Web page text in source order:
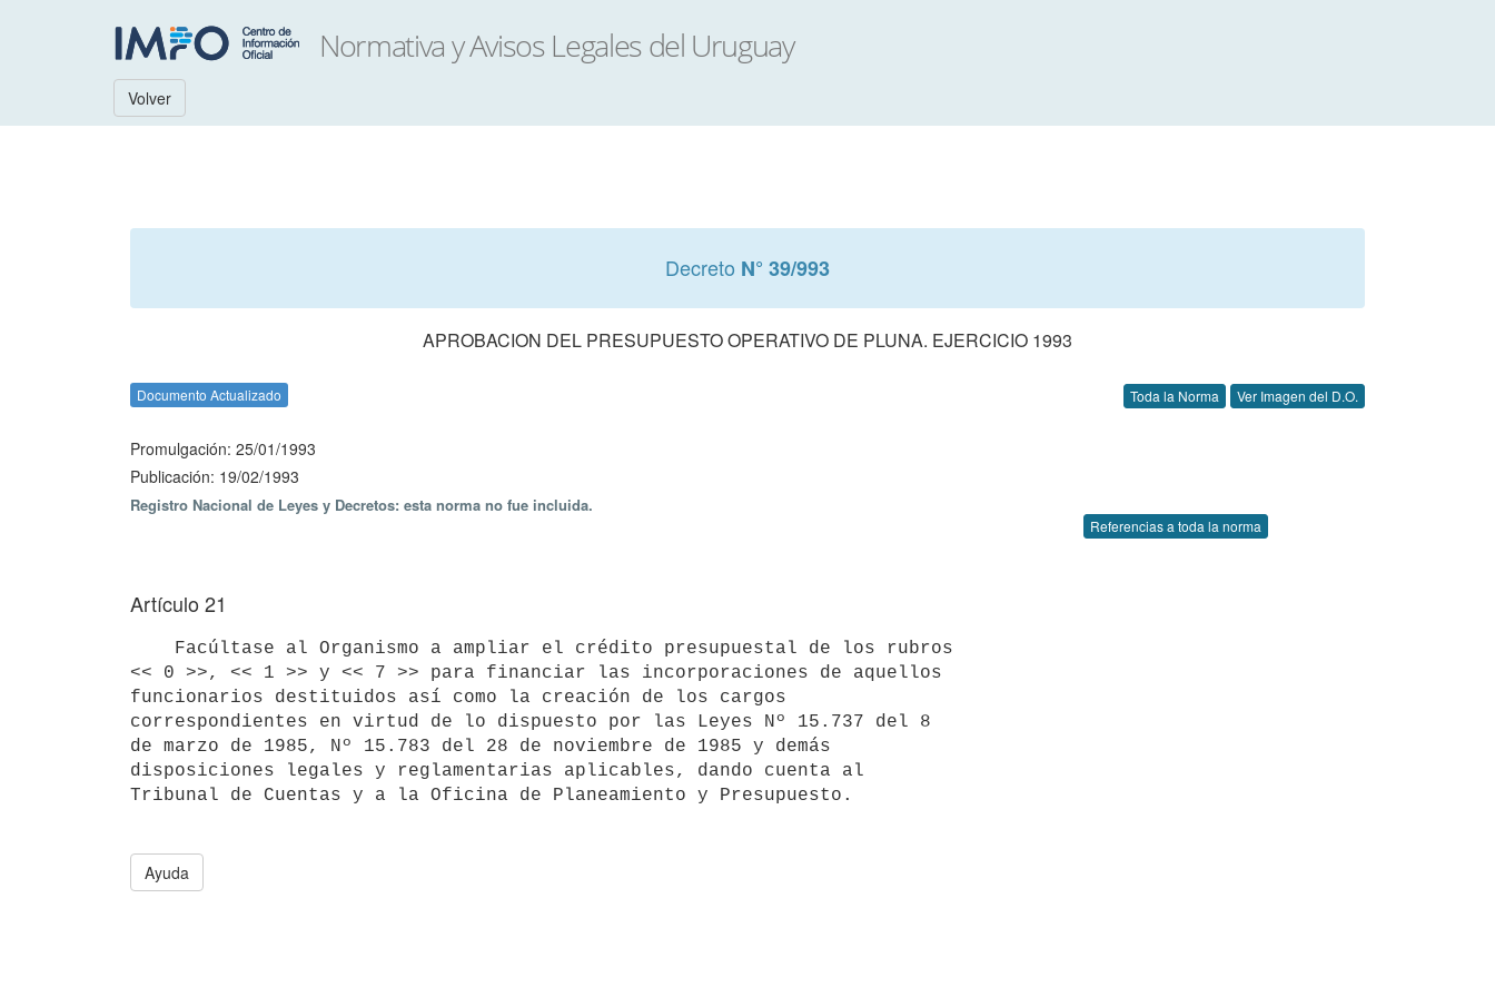
Volver
Decreto N° 39/993
APROBACION DEL PRESUPUESTO OPERATIVO DE PLUNA. EJERCICIO 1993
Documento Actualizado Toda la Norma Ver Imagen del D.O.
Promulgación: 25/01/1993
Publicación: 19/02/1993
Registro Nacional de Leyes y Decretos: esta norma no fue incluida.
Referencias a toda la norma
Artículo 21
<< 0 >>, << 1 >> y << 7 >> para financiar las incorporaciones de aquellos
funcionarios destituidos así como la creación de los cargos
correspondientes en virtud de lo dispuesto por las Leyes Nº 15.737 del 8
de marzo de 1985, Nº 15.783 del 28 de noviembre de 1985 y demás
disposiciones legales y reglamentarias aplicables, dando cuenta al
Tribunal de Cuentas y a la Oficina de Planeamiento y Presupuesto.
Ayuda